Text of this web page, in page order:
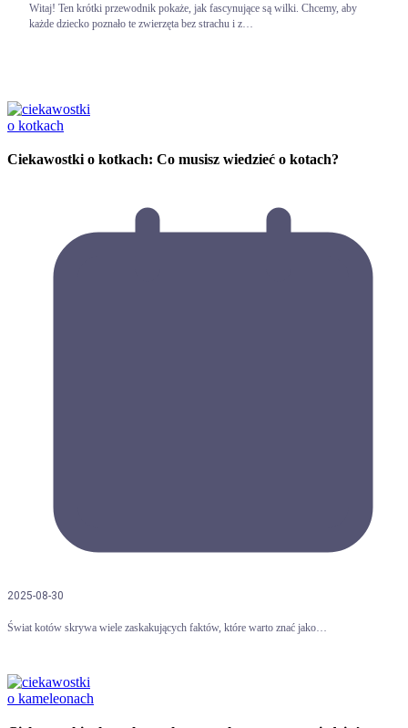
Witaj! Ten krótki przewodnik pokaże, jak fascynujące są wilki. Chcemy, aby
każde dziecko poznało te zwierzęta bez strachu i z…
Ciekawostki o kotkach: Co musisz wiedzieć o kotach?
2025-08-30
Świat kotów skrywa wiele zaskakujących faktów, które warto znać jako…